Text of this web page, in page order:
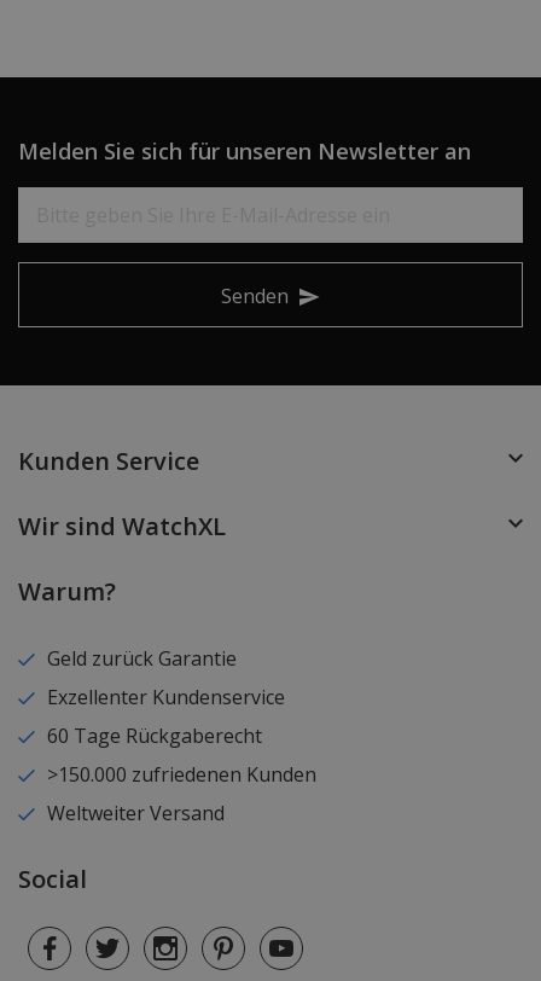
Melden Sie sich für unseren Newsletter an
Senden
Kunden Service
Wir sind WatchXL
Warum?
Geld zurück Garantie
Exzellenter Kundenservice
60 Tage Rückgaberecht
>150.000 zufriedenen Kunden
Weltweiter Versand
Social